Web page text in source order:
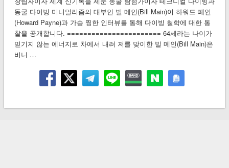
동굴 다이빙 미니멀리즘의 대부인 빌 메인(Bill Main)이 하워드 페인
(Howard Payne)과 가슴 찡한 인터뷰를 통해 다이빙 철학에 대한 통
찰을 공개합니다. ======================= 64세라는 나이가
믿기지 않는 에너지로 차에서 내려 저를 맞이한 빌 메인(Bill Main)은
비니 …